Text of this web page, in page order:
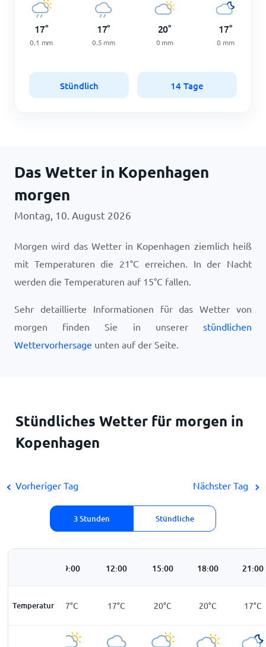
17°
0.1 mm
17°
0.5 mm
20°
0 mm
17°
0 mm
Stündlich 14 Tage
Das Wetter in Kopenhagen
morgen
Montag, 10. August 2026
Morgen wird das Wetter in Kopenhagen ziemlich heiß
mit Temperaturen die 21°C erreichen. In der Nacht
werden die Temperaturen auf 15°C fallen.
Sehr detaillierte Informationen für das Wetter von
morgen finden Sie in unserer stündlichen
Wettervorhersage unten auf der Seite.
Stündliches Wetter für morgen in
Kopenhagen
Vorheriger Tag
3 Stunden Stündliche
Nächster Tag
09:00 12:00 15:00 18:00 21:00
Temperatur
18°C 17°C 17°C 20°C 20°C 17°C